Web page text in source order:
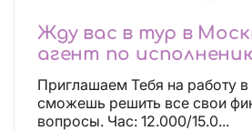
Жду вас в тур в
агент по
Приглашаем Тебя на работу
сможешь решить все свои
вопросы. Час: 12.000/15.0...